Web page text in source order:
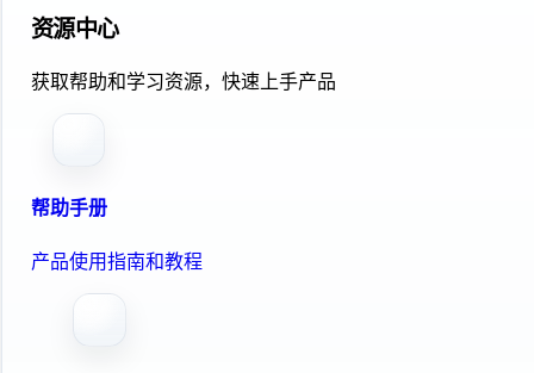
资源中心
获取帮助和学习资源，快速上手产品
帮助手册
产品使用指南和教程